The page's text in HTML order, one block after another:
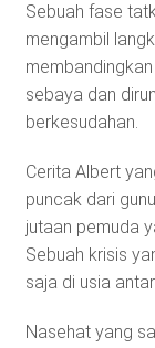
Sebuah fase
mengambil
sebaya dan
berkesudahan.
Cerita Albert
puncak dari
jutaan pemuda
Sebuah krisis
saja di usia
Nasehat yang